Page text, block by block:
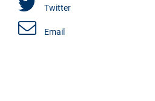
Twitter
Email